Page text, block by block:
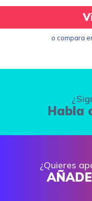
o compara
Habla
¿Quieres